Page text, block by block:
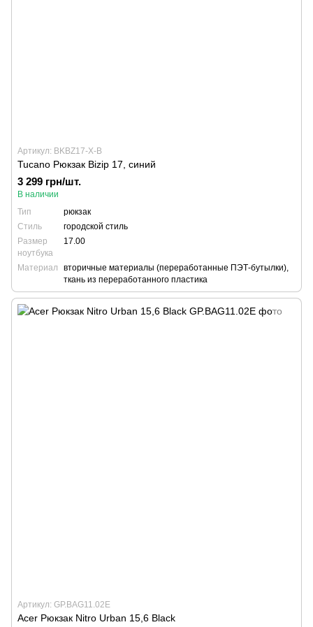
Артикул: BKBZ17-X-B
Tucano Рюкзак Bizip 17, синий
3 299 грн/шт.
В наличии
Тип
рюкзак
Стиль
городской стиль
Размер
ноутбука
17.00
Материал
вторичные материалы (переработанные ПЭТ-бутылки),
ткань из переработанного пластика
Артикул: GP.BAG11.02E
Acer Рюкзак Nitro Urban 15,6 Black